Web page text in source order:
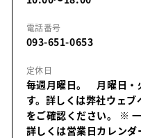
電話番号
093-651-0653
定休日
毎週月曜日。 月曜日・
す。詳しくは弊社ウェ
をご確認ください。 ※
詳しくは営業日カレンダ